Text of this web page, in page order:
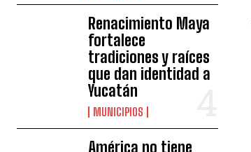
Renacimiento Maya
fortalece
tradiciones y raíces
que dan identidad a
Yucatán
MUNICIPIOS
América no tiene